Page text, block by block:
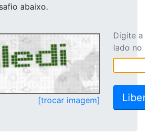
abaixo.
[trocar imagem]
Digite
lado no